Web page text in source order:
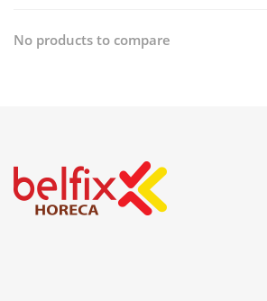
No products to compare